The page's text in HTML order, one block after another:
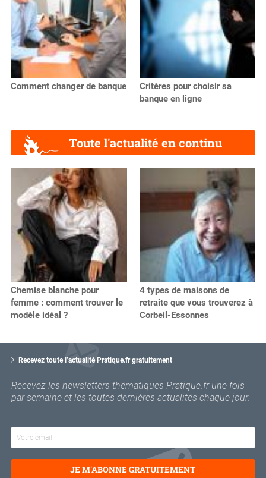
Comment changer de banque
Critères pour choisir sa
banque en ligne
Toute l'actualité en continu
Chemise blanche pour
femme : comment trouver le
modèle idéal ?
4 types de maisons de
retraite que vous trouverez à
Corbeil-Essonnes
Recevez toute l’actualité Pratique.fr gratuitement
Recevez les newsletters thématiques Pratique.fr une fois
par semaine et les toutes dernières actualités chaque jour.
o
r
e
e
JE M'ABONNE GRATUITEMENT